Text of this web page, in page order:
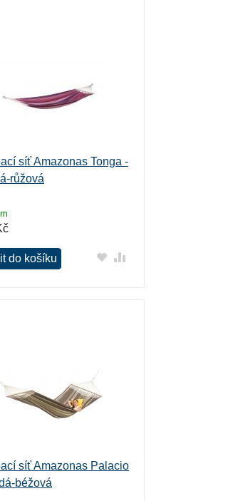
síť Amazonas Tonga -
růžová
do košíku
síť Amazonas Palacio
béžová